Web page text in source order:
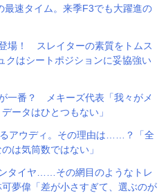
最速タイム。来季F3でも大躍進の
場！ スレイターの素質をトムス
はシートポジションに妥協強い
一番？ メキーズ代表「我々がメ
ータはひとつもない」
アウディ。その理由は……？「全
は気筒数ではない」
タイヤ……その網目のようなトレ
夢偉「差が小さすぎて、選ぶのが